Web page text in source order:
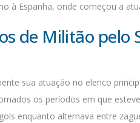
à Espanha, onde começou a
de Militão pelo
sua atuação no elenco
os períodos em que
enquanto alternava entre